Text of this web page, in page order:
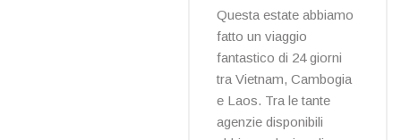
Questa estate abbiamo
fatto un viaggio
fantastico di 24 giorni
tra Vietnam, Cambogia
e Laos. Tra le tante
agenzie disponibili